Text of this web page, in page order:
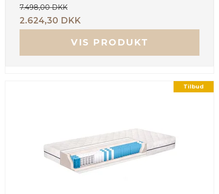
7.498,00 DKK
2.624,30 DKK
VIS PRODUKT
Tilbud